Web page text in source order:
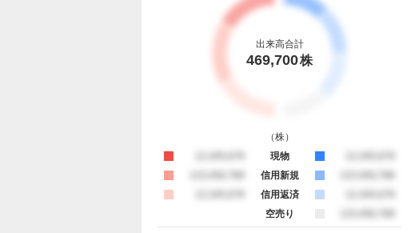
出来高合計
469,700株
（株）
現物
信用新規
信用返済
空売り